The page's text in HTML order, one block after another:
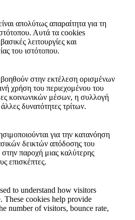
απολύτως απαραίτητα για τη
Αυτά τα cookies
λειτουργίες και
του ιστότοπου.
στην εκτέλεση ορισμένων
χρήση του περιεχομένου του
κοινωνικών μέσων, η συλλογή
δυνατότητες τρίτων.
για την κατανόηση
δεικτών απόδοσης του
παροχή μιας καλύτερης
επισκέπτες.
to understand how visitors
These cookies help provide
number of visitors, bounce rate,